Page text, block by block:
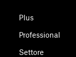
Plus
Professional
Settore